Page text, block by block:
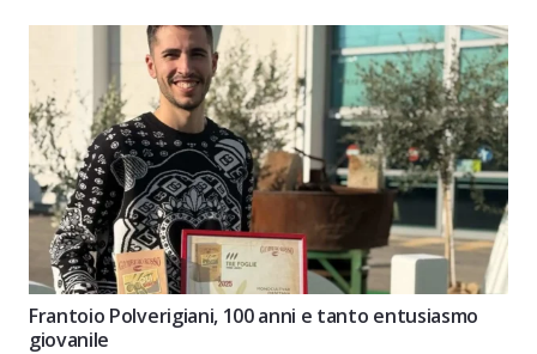
Frantoio Polverigiani, 100 anni e tanto entusiasmo
giovanile